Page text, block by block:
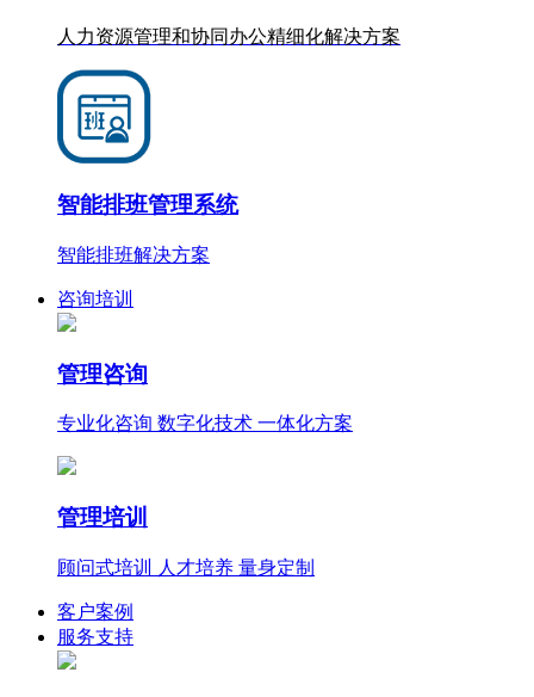
人力资源管理和协同办公精细化解决方案
智能排班管理系统
智能排班解决方案
咨询培训
管理咨询
专业化咨询 数字化技术 一体化方案
管理培训
顾问式培训 人才培养 量身定制
客户案例
服务支持